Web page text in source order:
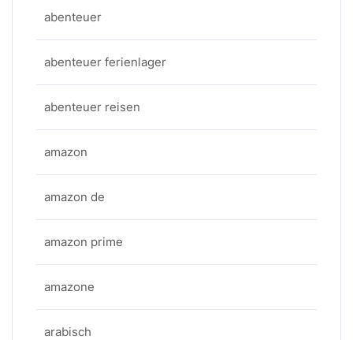
abenteuer
abenteuer ferienlager
abenteuer reisen
amazon
amazon de
amazon prime
amazone
arabisch